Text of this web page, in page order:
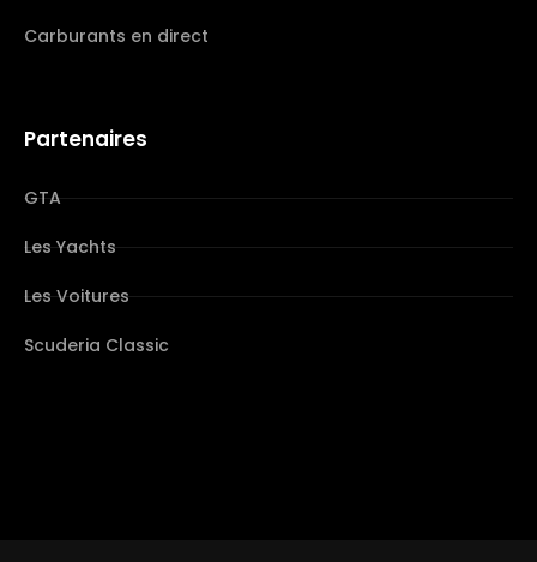
Carburants en direct
Partenaires
GTA
Les Yachts
Les Voitures
Scuderia Classic